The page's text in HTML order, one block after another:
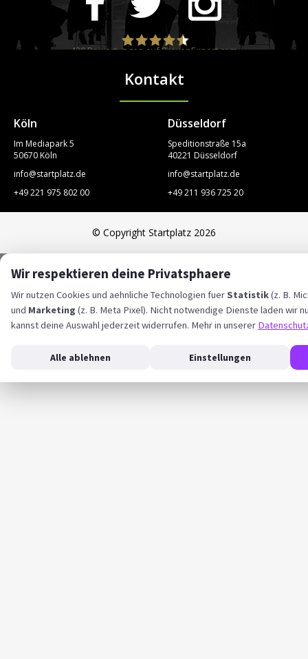
STARTPLATZ
420Bewertungen auf ProvenExpert.com
Kontakt
Köln
Im Mediapark 5
50670 Köln
info@startplatz.de
+49 221 975 802 00
Düsseldorf
Speditionstraße 15a
40221 Düsseldorf
info@startplatz.de
+49 211 936 725 20
© Copyright Startplatz 2026
Wir respektieren deine Privatsphaere
Wir nutzen Cookies und aehnliche Technologien fuerStatistik(z. B.
und Marketing (z. B. Meta Pixel). Nicht notwendige Dienste laden wir
kannst deine Auswahl jederzeit widerrufen. Mehr in unserer
Alle ablehnen Einstellungen